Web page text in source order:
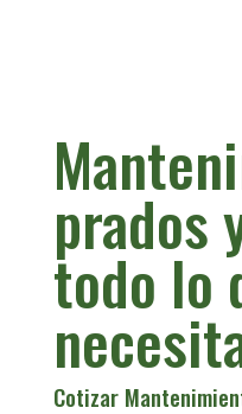
prados
todo lo
Cotizar